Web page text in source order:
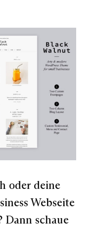
oder deine
Webseite
Dann schaue